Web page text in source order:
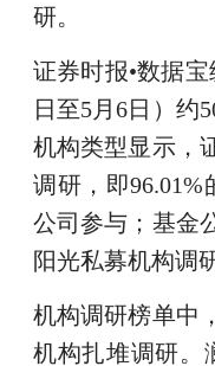
研。
证券时报•数据
日至5月6日）约
机构类型显示，
调研，即
公司参与；基金
阳光私募机构调
机构调研榜单中
机构扎堆调研。